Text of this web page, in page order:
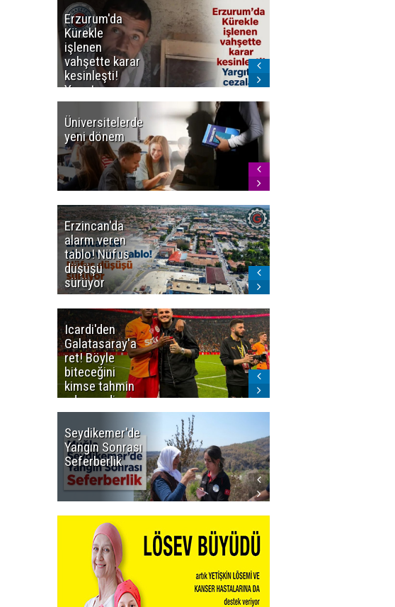
Erzurum'da
Kürekle
işlenen
vahşette karar
kesinleşti!
Yargıtay
cezaları onadı
Üniversitelerde
yeni dönem
Erzincan'da
alarm veren
tablo! Nüfus
düşüşü
sürüyor
Icardi'den
Galatasaray'a
ret! Böyle
biteceğini
kimse tahmin
edemezdi
Seydikemer'de
Yangın Sonrası
Seferberlik